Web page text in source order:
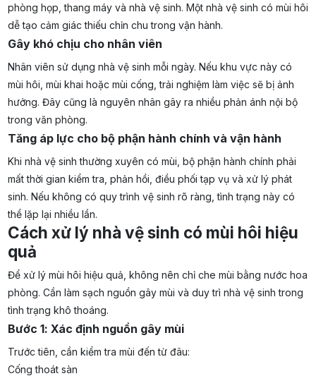
phòng họp, thang máy và nhà vệ sinh. Một nhà vệ sinh có mùi hôi
dễ tạo cảm giác thiếu chỉn chu trong vận hành.
Gây khó chịu cho nhân viên
Nhân viên sử dụng nhà vệ sinh mỗi ngày. Nếu khu vực này có
mùi hôi, mùi khai hoặc mùi cống, trải nghiệm làm việc sẽ bị ảnh
hưởng. Đây cũng là nguyên nhân gây ra nhiều phản ánh nội bộ
trong văn phòng.
Tăng áp lực cho bộ phận hành chính và vận hành
Khi nhà vệ sinh thường xuyên có mùi, bộ phận hành chính phải
mất thời gian kiểm tra, phản hồi, điều phối tạp vụ và xử lý phát
sinh. Nếu không có quy trình vệ sinh rõ ràng, tình trạng này có
thể lặp lại nhiều lần.
Cách xử lý nhà vệ sinh có mùi hôi hiệu
quả
Để xử lý mùi hôi hiệu quả, không nên chỉ che mùi bằng nước hoa
phòng. Cần làm sạch nguồn gây mùi và duy trì nhà vệ sinh trong
tình trạng khô thoáng.
Bước 1: Xác định nguồn gây mùi
Trước tiên, cần kiểm tra mùi đến từ đâu:
Cống thoát sàn